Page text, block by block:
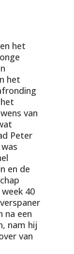
het
het
van
Peter
en de
40
na een
nam hij
van